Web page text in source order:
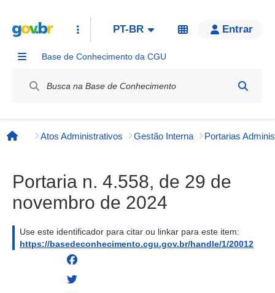
PT-BR Entrar
Base de Conhecimento da CGU
Página inicial
Atos Administrativos Gestão Interna
Portaria n. 4.558, de 29 de
novembro de 2024
Use este identificador para citar ou linkar para este item:
https://basedeconhecimento.cgu.gov.br/handle/1/20012